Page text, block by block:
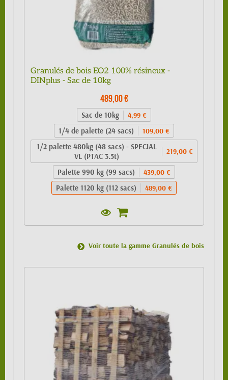
Granulés de bois EO2 100% résineux -
DINplus - Sac de 10kg
489,00 €
Sac de 10kg 4,99 €
1/4 de palette (24 sacs) 109,00 €
1/2 palette 480kg (48 sacs) - SPECIAL
VL (PTAC 3.5t)
219,00 €
Palette 990 kg (99 sacs) 439,00 €
Palette 1120 kg (112 sacs) 489,00 €
Voir toute la gamme Granulés de bois